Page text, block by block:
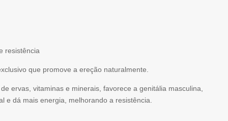
resistência
que promove a ereção naturalmente.
ervas, vitaminas e minerais, favorece a genitália masculina,
e dá mais energia, melhorando a resistência.